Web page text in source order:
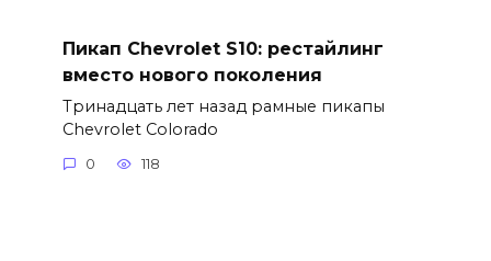
Пикап Chevrolet S10: рестайлинг
вместо нового поколения
Тринадцать лет назад рамные пикапы
Chevrolet Colorado
0 118